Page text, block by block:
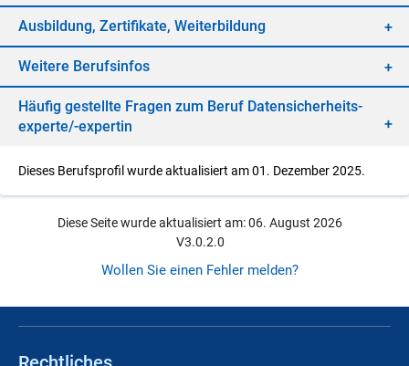
Aus­bil­dung, Zer­ti­fi­ka­te, Wei­ter­bil­dung
Wei­te­re Be­rufs­in­fos
Häu­fig ge­stell­te Fra­gen zum Be­ruf Da­ten­si­cher­heits­
ex­per­te/-​ex­per­tin
Dieses Berufsprofil wurde aktualisiert am 01. Dezember 2025.
Diese Seite wurde aktualisiert am: 06. August 2026
V3.0.2.0
Wollen Sie einen Fehler melden?